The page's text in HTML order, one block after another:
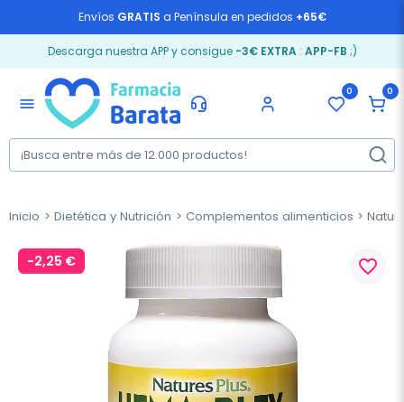
Envíos GRATIS a Península en pedidos +65€
Descarga nuestra APP y consigue -3€ EXTRA: APP-FB ;)
menu
0 0
Inicio Dietética y Nutrición Complementos alimenticios
-2,25 € favorite_border